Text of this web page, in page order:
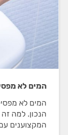
המים לא
המים לא
הנכון. למה
המקצוענים